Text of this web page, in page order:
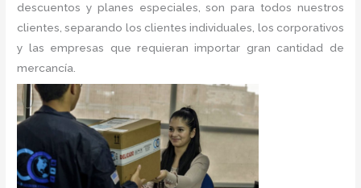
descuentos y planes especiales, son para todos nuestros
clientes, separando los clientes individuales, los corporativos
y las empresas que requieran importar gran cantidad de
mercancía.